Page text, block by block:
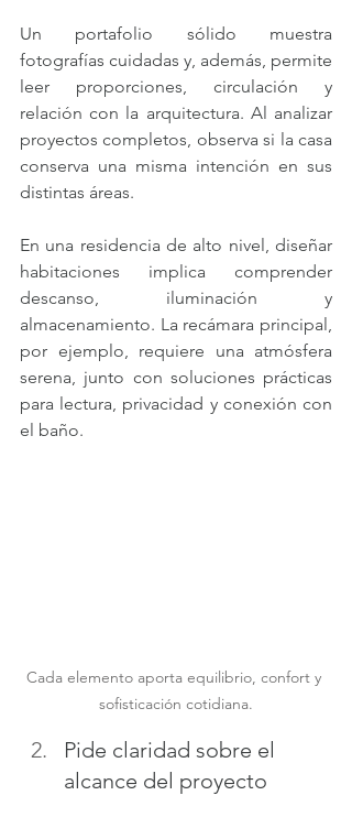
Un portafolio sólido muestra
fotografías cuidadas y, además, permite
leer proporciones, circulación y
relación con la arquitectura. Al analizar
proyectos completos, observa si la casa
conserva una misma intención en sus
distintas áreas.
En una residencia de alto nivel, diseñar
habitaciones implica comprender
descanso, iluminación y
almacenamiento. La recámara principal,
por ejemplo, requiere una atmósfera
serena, junto con soluciones prácticas
para lectura, privacidad y conexión con
el baño.
Cada elemento aporta equilibrio, confort y
sofisticación cotidiana.
Pide claridad sobre el
alcance del proyecto